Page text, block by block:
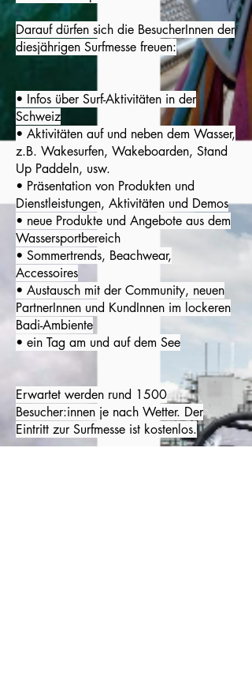
Darauf dürfen sich die BesucherInnen der
diesjährigen Surfmesse freuen:
• Infos über Surf-Aktivitäten in der
Schweiz
• Aktivitäten auf und neben dem Wasser,
z.B. Wakesurfen, Wakeboarden, Stand
Up Paddeln, usw.
• Präsentation von Produkten und
Dienstleistungen, Aktivitäten und Demos
• neue Produkte und Angebote aus dem
Wassersportbereich
• Sommertrends, Beachwear,
Accessoires
• Austausch mit der Community, neuen
PartnerInnen und KundInnen im lockeren
Badi-Ambiente
• ein Tag am und auf dem See
Erwartet werden rund 1500
Besucher:innen je nach Wetter. Der
Eintritt zur Surfmesse ist kostenlos.